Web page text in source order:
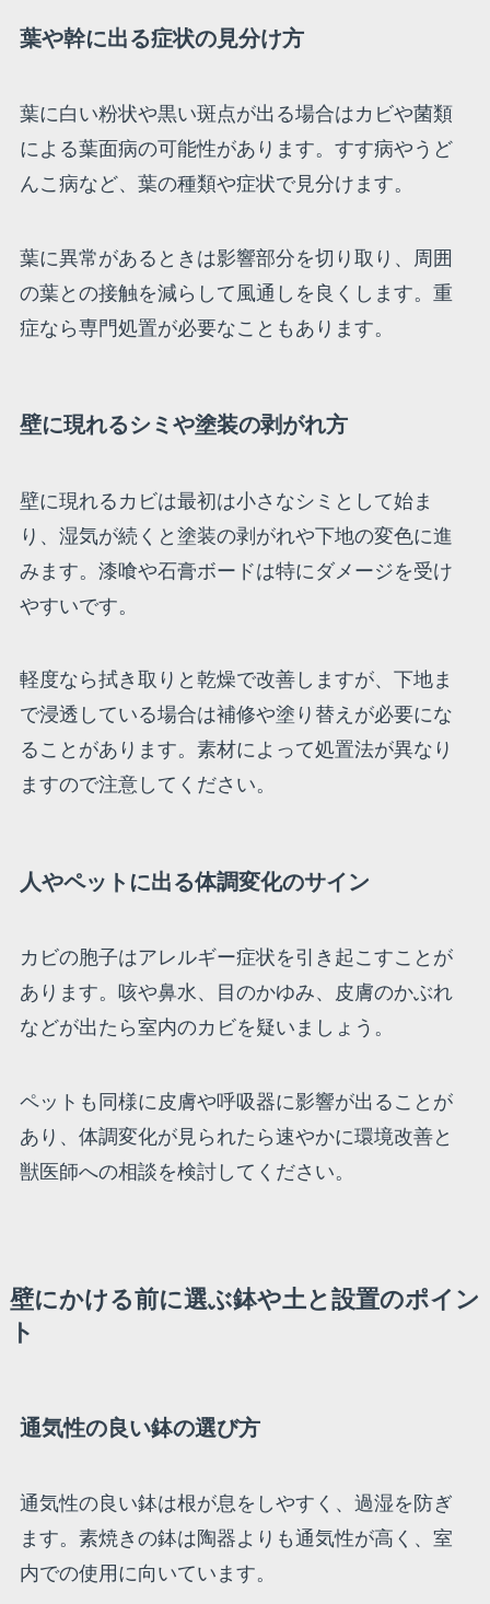
葉や幹に出る症状の見分け方
葉に白い粉状や黒い斑点が出る場合はカビや菌類
による葉面病の可能性があります。すす病やうど
んこ病など、葉の種類や症状で見分けます。
葉に異常があるときは影響部分を切り取り、周囲
の葉との接触を減らして風通しを良くします。重
症なら専門処置が必要なこともあります。
壁に現れるシミや塗装の剥がれ方
壁に現れるカビは最初は小さなシミとして始ま
り、湿気が続くと塗装の剥がれや下地の変色に進
みます。漆喰や石膏ボードは特にダメージを受け
やすいです。
軽度なら拭き取りと乾燥で改善しますが、下地ま
で浸透している場合は補修や塗り替えが必要にな
ることがあります。素材によって処置法が異なり
ますので注意してください。
人やペットに出る体調変化のサイン
カビの胞子はアレルギー症状を引き起こすことが
あります。咳や鼻水、目のかゆみ、皮膚のかぶれ
などが出たら室内のカビを疑いましょう。
ペットも同様に皮膚や呼吸器に影響が出ることが
あり、体調変化が見られたら速やかに環境改善と
獣医師への相談を検討してください。
壁にかける前に選ぶ鉢や土と設置のポイン
ト
通気性の良い鉢の選び方
通気性の良い鉢は根が息をしやすく、過湿を防ぎ
ます。素焼きの鉢は陶器よりも通気性が高く、室
内での使用に向いています。